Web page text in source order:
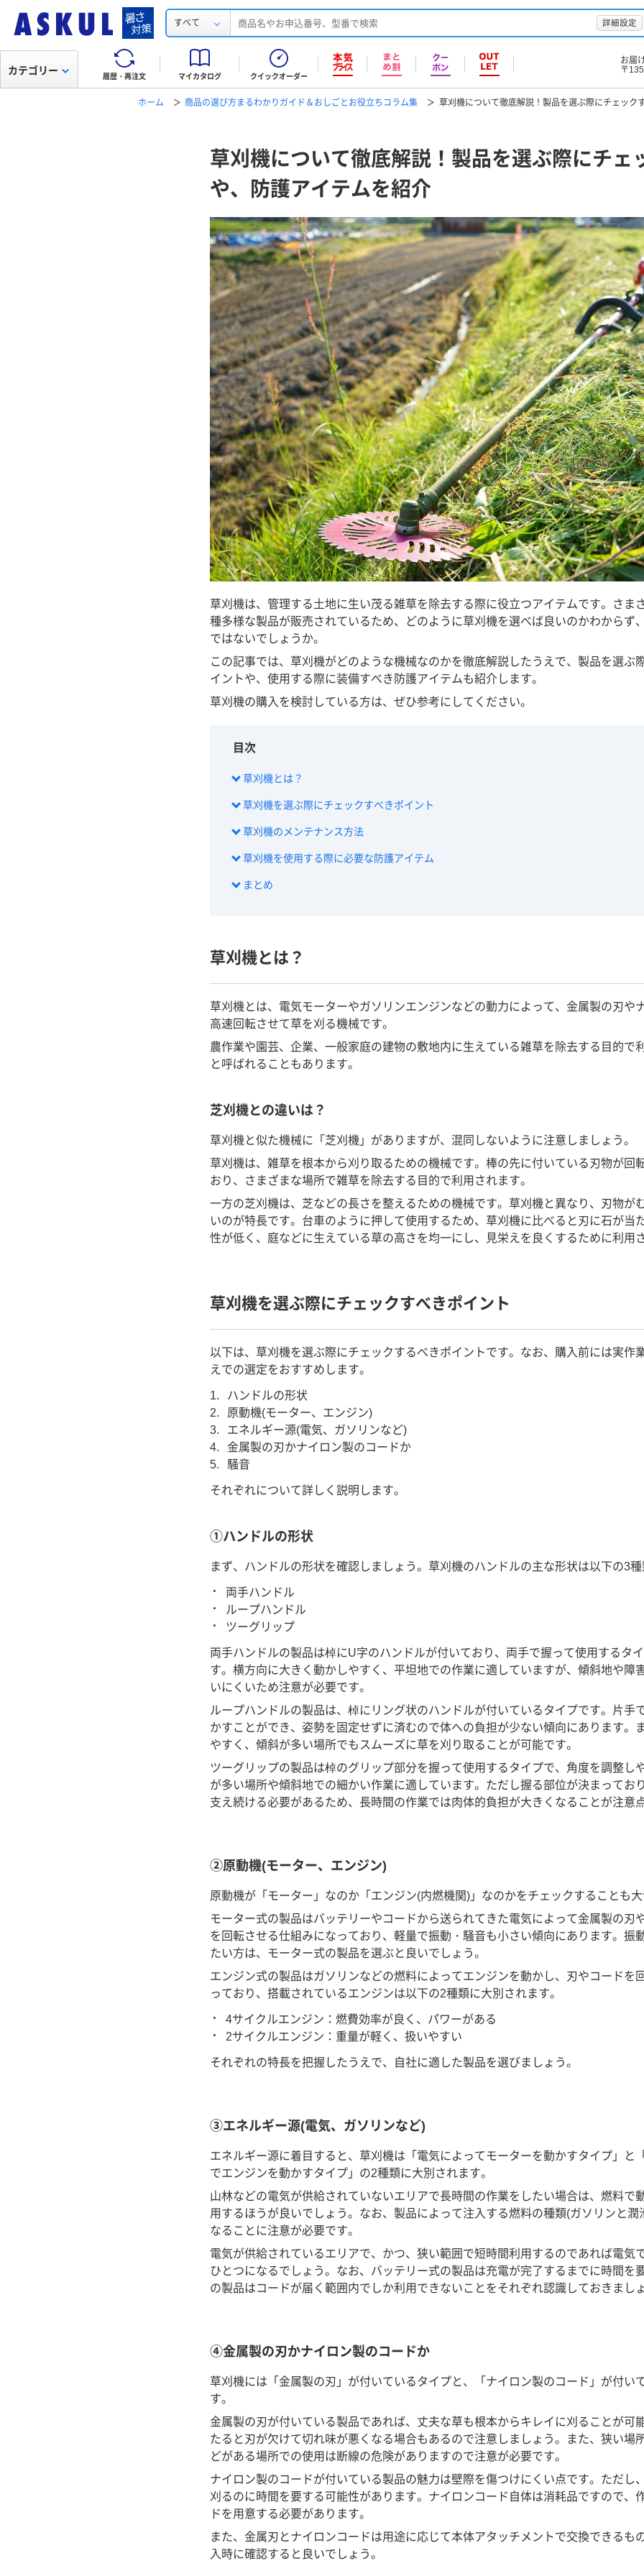
すべて 詳細設定
履歴・再注文 マイカタログ クイックオーダー
お届
〒
カテゴリー
ホーム 商品の選び方まるわかりガイド＆おしごとお役立ちコラム集 草刈機について徹底解説！製品を選ぶ際にチェック
草刈機について徹底解説！製品を選ぶ際にチェ
や、防護アイテムを紹介
草刈機は、管理する土地に生い茂る雑草を除去する際に役立つアイテムです。さま
種多様な製品が販売されているため、どのように草刈機を選べば良いのかわからず
ではないでしょうか。
この記事では、草刈機がどのような機械なのかを徹底解説したうえで、製品を選ぶ
イントや、使用する際に装備すべき防護アイテムも紹介します。
草刈機の購入を検討している方は、ぜひ参考にしてください。
目次
草刈機とは？
草刈機を選ぶ際にチェックすべきポイント
草刈機のメンテナンス方法
草刈機を使用する際に必要な防護アイテム
まとめ
草刈機とは？
草刈機とは、電気モーターやガソリンエンジンなどの動力によって、金属製の刃や
高速回転させて草を刈る機械です。
農作業や園芸、企業、一般家庭の建物の敷地内に生えている雑草を除去する目的で
と呼ばれることもあります。
芝刈機との違いは？
草刈機と似た機械に「芝刈機」がありますが、混同しないように注意しましょう。
草刈機は、雑草を根本から刈り取るための機械です。棒の先に付いている刃物が回
おり、さまざまな場所で雑草を除去する目的で利用されます。
一方の芝刈機は、芝などの長さを整えるための機械です。草刈機と異なり、刃物が
いのが特長です。台車のように押して使用するため、草刈機に比べると刃に石が当
性が低く、庭などに生えている草の高さを均一にし、見栄えを良くするために利用
草刈機を選ぶ際にチェックすべきポイント
以下は、草刈機を選ぶ際にチェックするべきポイントです。なお、購入前には実作
えでの選定をおすすめします。
ハンドルの形状
原動機(モーター、エンジン)
エネルギー源(電気、ガソリンなど)
金属製の刃かナイロン製のコードか
騒音
それぞれについて詳しく説明します。
①ハンドルの形状
まず、ハンドルの形状を確認しましょう。草刈機のハンドルの主な形状は以下の3種
両手ハンドル
ループハンドル
ツーグリップ
両手ハンドルの製品は棹にU字のハンドルが付いており、両手で握って使用するタ
す。横方向に大きく動かしやすく、平坦地での作業に適していますが、傾斜地や障
いにくいため注意が必要です。
ループハンドルの製品は、棹にリング状のハンドルが付いているタイプです。片手
かすことができ、姿勢を固定せずに済むので体への負担が少ない傾向にあります。
やすく、傾斜が多い場所でもスムーズに草を刈り取ることが可能です。
ツーグリップの製品は棹のグリップ部分を握って使用するタイプで、角度を調整し
が多い場所や傾斜地での細かい作業に適しています。ただし握る部位が決まってお
支え続ける必要があるため、長時間の作業では肉体的負担が大きくなることが注意点
②原動機(モーター、エンジン)
原動機が「モーター」なのか「エンジン(内燃機関)」なのかをチェックすることも大
モーター式の製品はバッテリーやコードから送られてきた電気によって金属製の刃
を回転させる仕組みになっており、軽量で振動・騒音も小さい傾向にあります。振
たい方は、モーター式の製品を選ぶと良いでしょう。
エンジン式の製品はガソリンなどの燃料によってエンジンを動かし、刃やコードを
っており、搭載されているエンジンは以下の2種類に大別されます。
4サイクルエンジン：燃費効率が良く、パワーがある
2サイクルエンジン：重量が軽く、扱いやすい
それぞれの特長を把握したうえで、自社に適した製品を選びましょう。
③エネルギー源(電気、ガソリンなど)
エネルギー源に着目すると、草刈機は「電気によってモーターを動かすタイプ」と
でエンジンを動かすタイプ」の2種類に大別されます。
山林などの電気が供給されていないエリアで長時間の作業をしたい場合は、燃料で
用するほうが良いでしょう。なお、製品によって注入する燃料の種類(ガソリンと潤
なることに注意が必要です。
電気が供給されているエリアで、かつ、狭い範囲で短時間利用するのであれば電気
ひとつになるでしょう。なお、バッテリー式の製品は充電が完了するまでに時間を
の製品はコードが届く範囲内でしか利用できないことをそれぞれ認識しておきましょ
④金属製の刃かナイロン製のコードか
草刈機には「金属製の刃」が付いているタイプと、「ナイロン製のコード」が付い
す。
金属製の刃が付いている製品であれば、丈夫な草も根本からキレイに刈ることが可
たると刃が欠けて切れ味が悪くなる場合もあるので注意しましょう。また、狭い場
どがある場所での使用は断線の危険がありますので注意が必要です。
ナイロン製のコードが付いている製品の魅力は壁際を傷つけにくい点です。ただし
刈るのに時間を要する可能性があります。ナイロンコード自体は消耗品ですので、
ドを用意する必要があります。
また、金属刃とナイロンコードは用途に応じて本体アタッチメントで交換できるも
入時に確認すると良いでしょう。